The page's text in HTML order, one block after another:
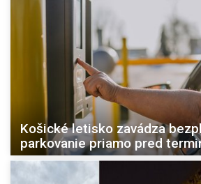
Košické letisko zavádza
parkovanie priamo pred